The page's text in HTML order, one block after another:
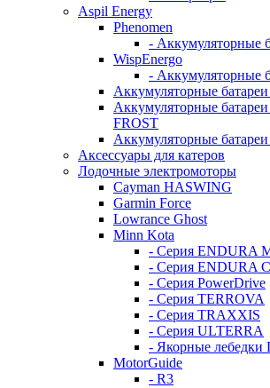
Aspil Energy
Phenomen
- Аккумуляторные
WispEnergo
- Аккумуляторные
Аккумуляторные
Аккумуляторные
FROST
Аккумуляторные
Аксессуары для катеров
Лодочные электромоторы
Cayman HASWING
Garmin Force
Lowrance Ghost
Minn Kota
- Серия ENDURA
- Серия ENDURA
- Серия PowerDrive
- Серия TERROVA
- Серия TRAXXIS
- Серия ULTERRA
- Якорные лебедки
MotorGuide
- R3